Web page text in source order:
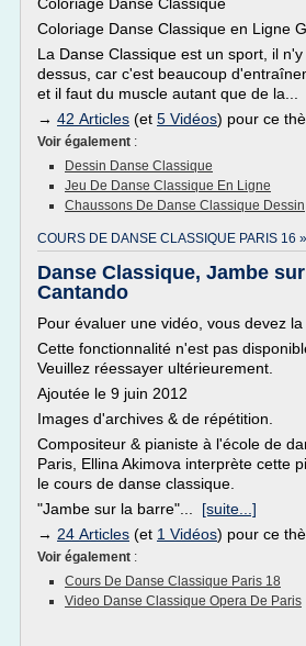
Coloriage Danse Classique en Ligne
La Danse Classique est un sport, il
dessus, car c'est beaucoup
et il faut du muscle autant que de la...
→ 42 Articles (et 5 Vidéos) pour ce
Voir également :
Dessin Danse Classique
Jeu De Danse Classique En Ligne
Chaussons De Danse Classique Dessin
COURS DE DANSE CLASSIQUE PARIS 16 »
Danse Classique, Jambe
Cantando
Pour évaluer une vidéo, vous devez la
Cette fonctionnalité n'est pas
Veuillez réessayer ultérieurement.
Ajoutée le 9 juin 2012
Images d'archives & de répétition.
Compositeur & pianiste à l'école de
Paris, Ellina Akimova interprète cette
le cours de danse classique.
"Jambe sur la barre"... [suite...]
→ 24 Articles (et 1 Vidéos) pour ce
Voir également :
Cours De Danse Classique Paris 18
Video Danse Classique Opera De Paris